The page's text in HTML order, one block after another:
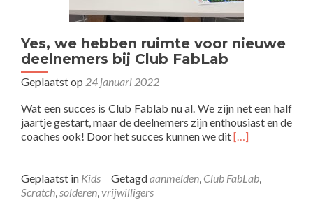
Yes, we hebben ruimte voor nieuwe
deelnemers bij Club FabLab
Geplaatst op 24 januari 2022
Wat een succes is Club Fablab nu al. We zijn net een half
jaartje gestart, maar de deelnemers zijn enthousiast en de
coaches ook! Door het succes kunnen we ditLees
we
[…]
Geplaatst in Kids Getagdaanmelden, Club FabLab,
Scratch,solderen,vrijwilligers